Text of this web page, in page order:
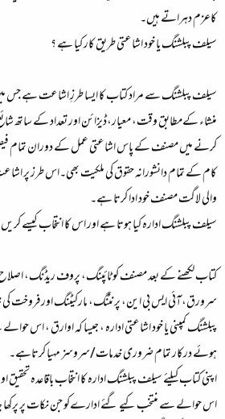
کاعزم دہراتے ہیں۔
سیلف پبلشنگ یا خود اشاعتی طریق کار کیا ہے ؟
سیلف پبلشنگ سے مراد کتاب کا ایسا طرزِ اشاعت ہے جس
منشاء کےمطابق وقت، معیار،ڈیزائن اور تعداد کے ساتھ
کرنے میں مصنف کے پاس اشاعتی عمل کے دوران تمام
کام کے تمام دانشورانہ حقوق کی ملکیت بھی۔اس طرز پر
والی لاگت مصنف خود ادا کرتا ہے۔
سیلف پبلشنگ ادارہ کیا ہوتا ہے اور اس کا انتخاب کیسے
کتاب لکھنے کے بعد مصنف کو ٹائپنگ، پروف ریڈنگ،
سرورق،آئی ایس بی این، پرنٹنگ، مارکیٹنگ اورفروخت
پبلشنگ کمپنی یا خود اشاعتی ادارہ ، جیسا کہ اوارق ، اس
ہوئے درکار تمام ضروری خدمات/سروسز مہیا کرتاہے۔
اپنی کتاب کیلئے سیلف پبلشنگ ادارہ کا انتخاب باقاعدہ
اس حوالے سے منتخب کیے گئے ادارےکو جن نکات پر